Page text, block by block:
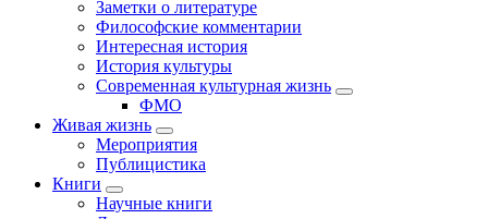
Заметки о литературе
Философские комментарии
Интересная история
История культуры
Современная культурная жизнь
ФМО
Живая жизнь
Мероприятия
Публицистика
Книги
Научные книги